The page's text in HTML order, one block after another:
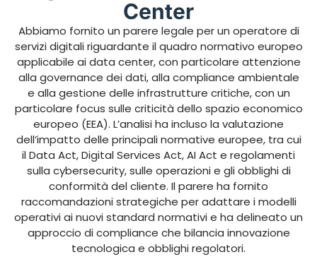
Center
Abbiamo fornito un parere legale per un operatore di
servizi digitali riguardante il quadro normativo europeo
applicabile ai data center, con particolare attenzione
alla governance dei dati, alla compliance ambientale
e alla gestione delle infrastrutture critiche, con un
particolare focus sulle criticità dello spazio economico
europeo (EEA). L’analisi ha incluso la valutazione
dell’impatto delle principali normative europee, tra cui
il Data Act, Digital Services Act, AI Act e regolamenti
sulla cybersecurity, sulle operazioni e gli obblighi di
conformità del cliente. Il parere ha fornito
raccomandazioni strategiche per adattare i modelli
operativi ai nuovi standard normativi e ha delineato un
approccio di compliance che bilancia innovazione
tecnologica e obblighi regolatori.